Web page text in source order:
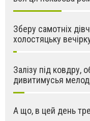
Зберу самотніх
холостяцьку
Залізу під ковдру,
дивитимусья
А що, в цей день